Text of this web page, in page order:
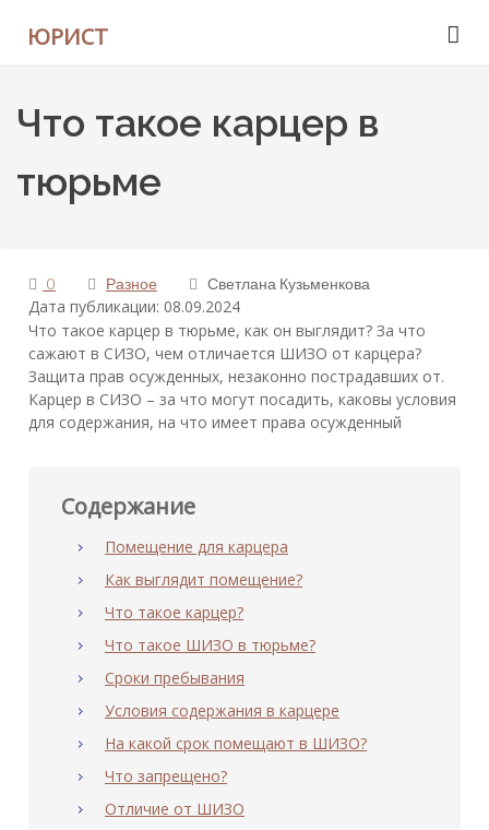
ЮРИСТ
Что такое карцер в
тюрьме
0 Разное Светлана Кузьменкова
Дата публикации: 08.09.2024
Что такое карцер в тюрьме, как он выглядит? За что
сажают в СИЗО, чем отличается ШИЗО от карцера?
Защита прав осужденных, незаконно пострадавших от.
Карцер в СИЗО – за что могут посадить, каковы условия
для содержания, на что имеет права осужденный
Содержание
Помещение для карцера
Как выглядит помещение?
Что такое карцер?
Что такое ШИЗО в тюрьме?
Сроки пребывания
Условия содержания в карцере
На какой срок помещают в ШИЗО?
Что запрещено?
Отличие от ШИЗО